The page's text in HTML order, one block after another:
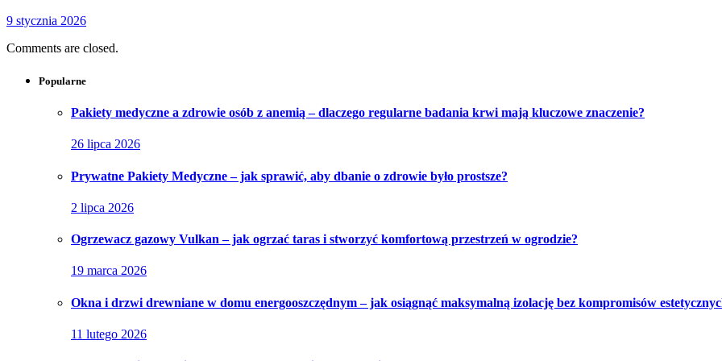
9 stycznia 2026
Comments are closed.
Popularne
Pakiety medyczne a zdrowie osób z anemią – dlaczego regularne badania krwi mają kluczowe znaczenie?
26 lipca 2026
Prywatne Pakiety Medyczne – jak sprawić, aby dbanie o zdrowie było prostsze?
2 lipca 2026
Ogrzewacz gazowy Vulkan – jak ogrzać taras i stworzyć komfortową przestrzeń w ogrodzie?
19 marca 2026
Okna i drzwi drewniane w domu energooszczędnym – jak osiągnąć maksymalną izolację bez kompromisów
11 lutego 2026